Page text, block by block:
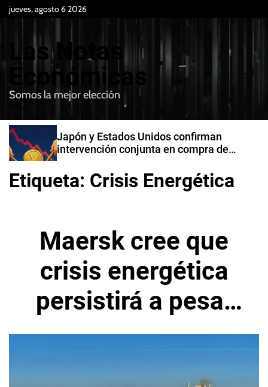
jueves, agosto 6 2026
Las Notas
Económicas
Somos la mejor elección
e
n
u
B
u
c
a
Japón y Estados Unidos confirman
intervención conjunta en compra de
Etiqueta: Crisis Energética
Maersk cree que
crisis energética
persistirá a pesar
de acuerdo de paz
en Irán